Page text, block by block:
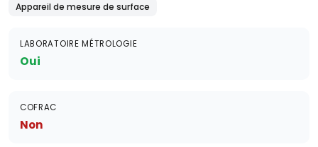
Appareil de mesure de surface
LABORATOIRE MÉTROLOGIE
Oui
COFRAC
Non